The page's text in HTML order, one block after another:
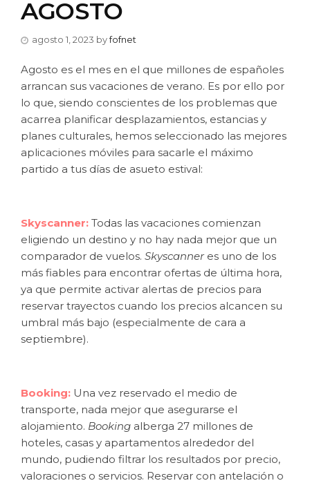
AGOSTO
agosto 1, 2023 byfofnet
Agosto es el mes en el que millones de españoles
arrancan sus vacaciones de verano. Es por ello por
lo que, siendo conscientes de los problemas que
acarrea planificar desplazamientos, estancias y
planes culturales, hemos seleccionado las mejores
aplicaciones móviles para sacarle el máximo
partido a tus días de asueto estival:
Skyscanner: Todas las vacaciones comienzan
eligiendo un destino y no hay nada mejor que un
comparador de vuelos. Skyscanneres uno de los
más fiables para encontrar ofertas de última hora,
ya que permite activar alertas de precios para
reservar trayectos cuando los precios alcancen su
umbral más bajo (especialmente de cara a
septiembre).
Booking: Una vez reservado el medio de
transporte, nada mejor que asegurarse el
alojamiento. Booking alberga 27 millones de
hoteles, casas y apartamentos alrededor del
mundo, pudiendo filtrar los resultados por precio,
valoraciones o servicios. Reservar con antelación o